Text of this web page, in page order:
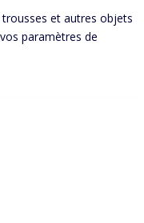
et autres objets
paramètres de